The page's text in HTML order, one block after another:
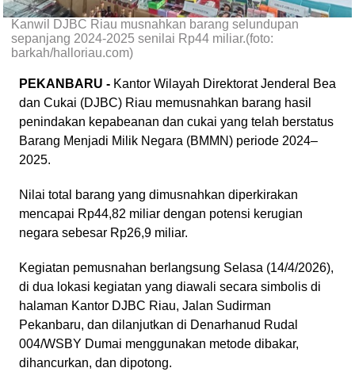
Kanwil DJBC Riau musnahkan barang selundupan
sepanjang 2024-2025 senilai Rp44 miliar.(foto:
barkah/halloriau.com)
PEKANBARU - Kantor Wilayah Direktorat Jenderal Bea
dan Cukai (DJBC) Riau memusnahkan barang hasil
penindakan kepabeanan dan cukai yang telah berstatus
Barang Menjadi Milik Negara (BMMN) periode 2024–
2025.
Nilai total barang yang dimusnahkan diperkirakan
mencapai Rp44,82 miliar dengan potensi kerugian
negara sebesar Rp26,9 miliar.
Kegiatan pemusnahan berlangsung Selasa (14/4/2026),
di dua lokasi kegiatan yang diawali secara simbolis di
halaman Kantor DJBC Riau, Jalan Sudirman
Pekanbaru, dan dilanjutkan di Denarhanud Rudal
004/WSBY Dumai menggunakan metode dibakar,
dihancurkan, dan dipotong.